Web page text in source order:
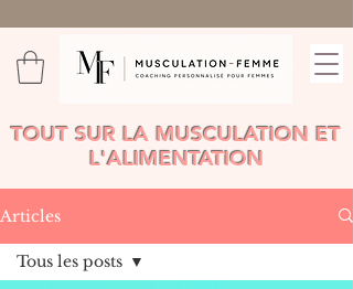
TOUT SUR LA MUSCULATION ET
L'ALIMENTATION
Articles
Tous les posts